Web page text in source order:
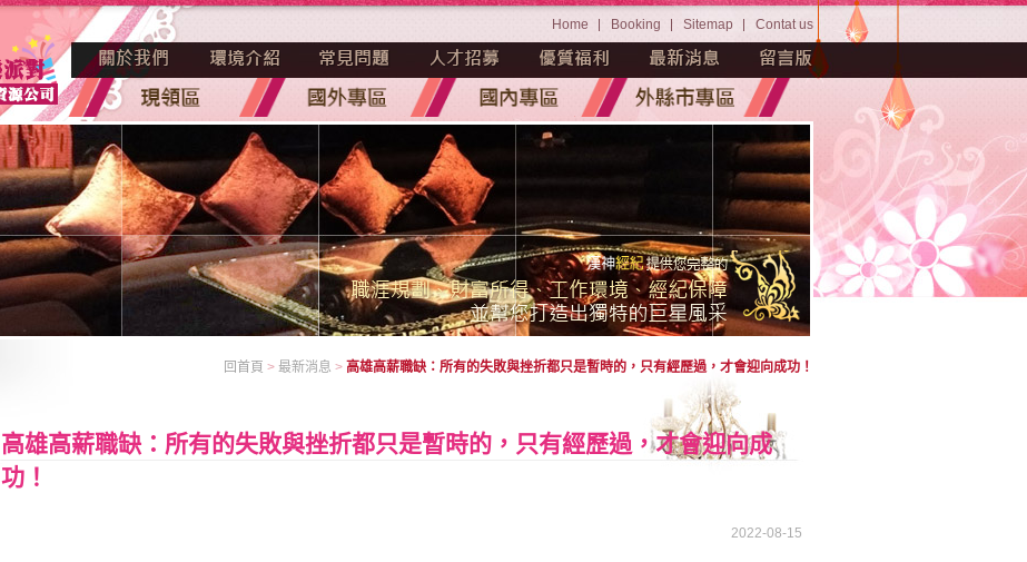
Home Booking Sitemap Contat us
回首頁 > 最新消息 > 高雄高薪職缺：所有的失敗與挫折都只是暫時的，只有經歷過，才會迎向成功！
高雄高薪職缺：所有的失敗與挫折都只是暫時的，只有經歷過，才會迎向成
功！
2022-08-15